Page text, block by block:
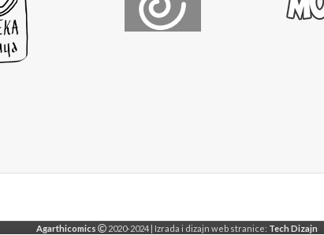
Agarthicomics 2020-2024 | Izrada i dizajn web stranice: Tech Dizajn